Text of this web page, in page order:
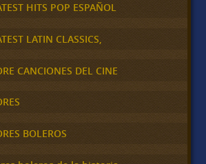
HITS POP ESPAÑOL
LATIN CLASSICS,
CANCIONES DEL CINE
BOLEROS